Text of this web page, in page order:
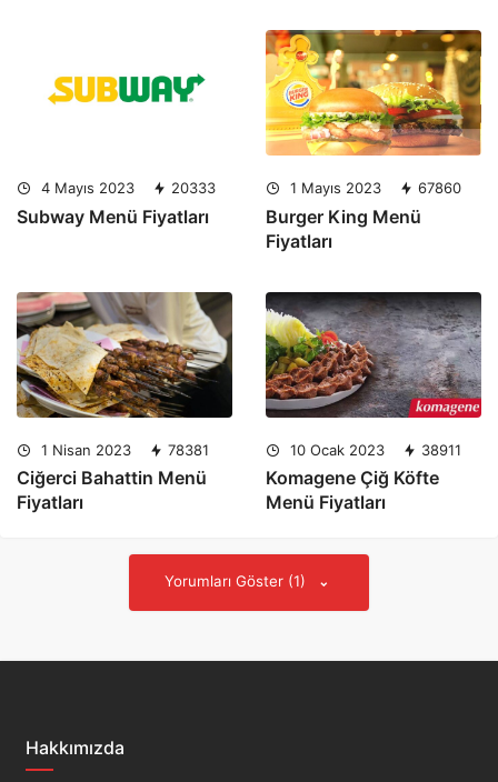
4 Mayıs 2023 20333
Subway Menü Fiyatları
1 Mayıs 2023 67860
Burger King Menü
Fiyatları
1 Nisan 2023 78381
Ciğerci Bahattin Menü
Fiyatları
10 Ocak 2023 38911
Komagene Çiğ Köfte
Menü Fiyatları
Yorumları Göster (1)
Hakkımızda